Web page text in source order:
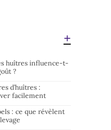
huîtres influence-t-
?
d’huîtres :
facilement
: ce que révèlent